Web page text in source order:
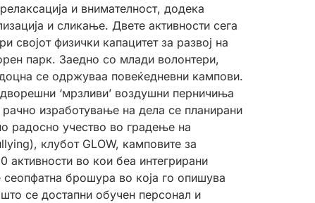
и внимателност, додека
и сликање. Двете активности сега
физички капацитет за развој на
парк. Заедно со млади волонтери,
се одржуваа повеќедневни кампови.
‘мрзливи’ воздушни перничиња
изработување на дела се планирани
радосно учество во градење на
клубот GLOW, камповите за
во кои беа интегрирани
сеопфатна брошура во која го опишува
се достапни обучен персонал и